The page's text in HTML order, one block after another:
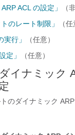
ACL の設定」
（
のレート制限」
（任
実行」
（任意）
定」 （任意）
イナミック
のダイナミック